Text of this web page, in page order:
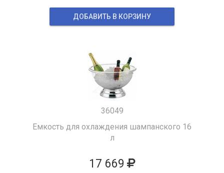
ДОБАВИТЬ В КОРЗИНУ
36049
Емкость для охлаждения шампанского 16
л
17 669